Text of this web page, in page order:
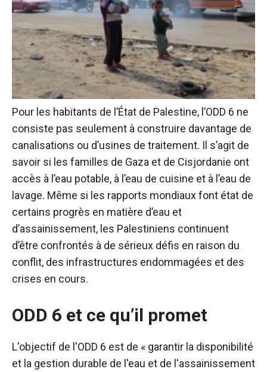
Pour les habitants de l’État de Palestine, l’ODD 6 ne
consiste pas seulement à construire davantage de
canalisations ou d’usines de traitement. Il s’agit de
savoir si les familles de Gaza et de Cisjordanie ont
accès à l’eau potable, à l’eau de cuisine et à l’eau de
lavage. Même si les rapports mondiaux font état de
certains progrès en matière d’eau et
d’assainissement, les Palestiniens continuent
d’être confrontés à de sérieux défis en raison du
conflit, des infrastructures endommagées et des
crises en cours.
ODD 6 et ce qu’il promet
L'objectif de l'ODD 6 est de « garantir la disponibilité
et la gestion durable de l'eau et de l'assainissement